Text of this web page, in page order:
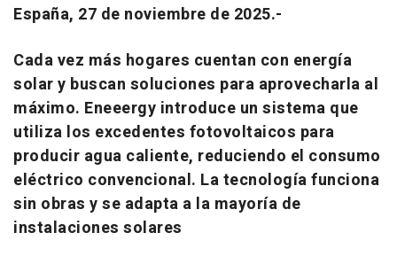
España, 27 de noviembre de 2025.-
Cada vez más hogares cuentan con energía
solar y buscan soluciones para aprovecharla al
máximo. Eneeergy introduce un sistema que
utiliza los excedentes fotovoltaicos para
producir agua caliente, reduciendo el consumo
eléctrico convencional. La tecnología funciona
sin obras y se adapta a la mayoría de
instalaciones solares